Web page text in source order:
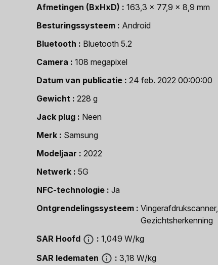
Afmetingen (BxHxD)
163,3 x 77,9 x 8,9 mm
Besturingssysteem
Android
Bluetooth
Bluetooth 5.2
Camera
108 megapixel
Datum van publicatie
24 feb. 2022 00:00:00
Gewicht
228 g
Jack plug
Neen
Merk
Samsung
Modeljaar
2022
Netwerk
5G
NFC-technologie
Ja
Ontgrendelingssysteem
Vingerafdrukscanner,
Gezichtsherkenning
SAR Hoofd
1,049 W/kg
SAR ledematen
3,18 W/kg